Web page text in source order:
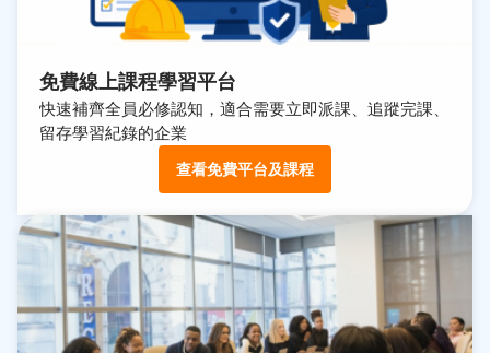
免費線上課程學習平台
快速補齊全員必修認知，適合需要立即派課、追蹤完課、
留存學習紀錄的企業
查看免費平台及課程